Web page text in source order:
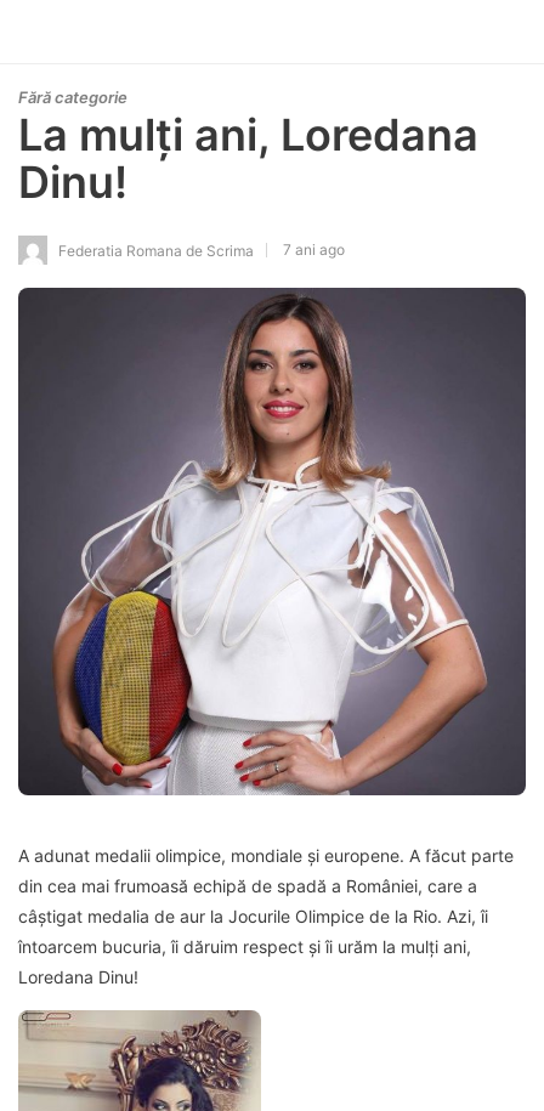
Fără categorie
La mulți ani, Loredana
Dinu!
Federatia Romana de Scrima 7 ani ago
A adunat medalii olimpice, mondiale și europene. A făcut parte
din cea mai frumoasă echipă de spadă a României, care a
câștigat medalia de aur la Jocurile Olimpice de la Rio. Azi, îi
întoarcem bucuria, îi dăruim respect și îi urăm la mulți ani,
Loredana Dinu!